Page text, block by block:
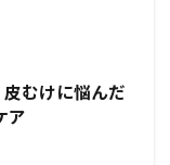
むけに悩んだ
ア